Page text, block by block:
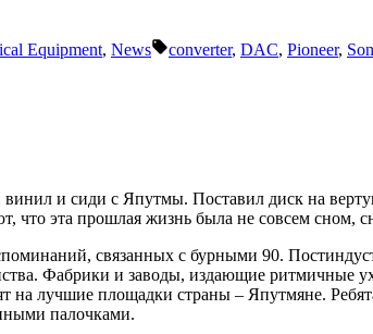
Equipment, News Tags:
converter, DAC, Pioneer,
и сиди с Япутмы. Поставил диск на
что эта прошлая жизнь была не совсем сном,
связанных с бурными 90.
Фабрики и заводы, издающие ритмичные
на лучшие площадки страны – Япутмяне.
палочками.